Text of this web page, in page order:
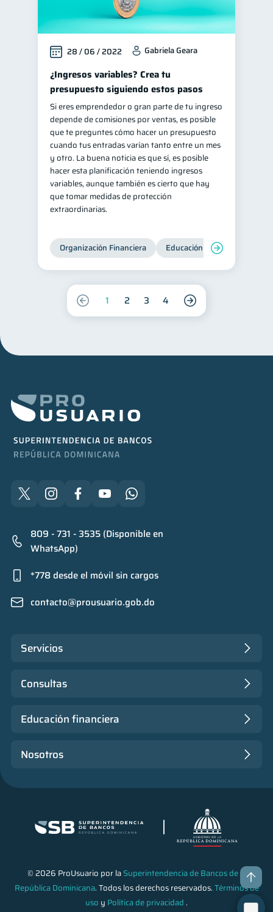
28 / 06 / 2022 Gabriela Geara
¿Ingresos variables? Crea tu
presupuesto siguiendo estos pasos
Si eres emprendedor o gran parte de tu ingreso
depende de comisiones por ventas, es posible
que te preguntes cómo hacer un presupuesto
cuando tus entradas varían tanto entre un mes
y otro. La buena noticia es que sí, es posible
hacer esta planificación teniendo ingresos
variables, aunque también es cierto que hay
que tomar medidas de protección
extraordinarias.
Organización Financiera Educación financiera
1 2 3 4
© 2026 ProUsuario por laSuperintendencia de Bancos de la
República Dominicana. Todos los derechos reservados.Términos de
uso y Política de privacidad.
809 - 731 - 3535 (Disponible en
WhatsApp)
*778 desde el móvil sin cargos
contacto@prousuario.gob.do
Servicios
Consultas
Educación financiera
Nosotros